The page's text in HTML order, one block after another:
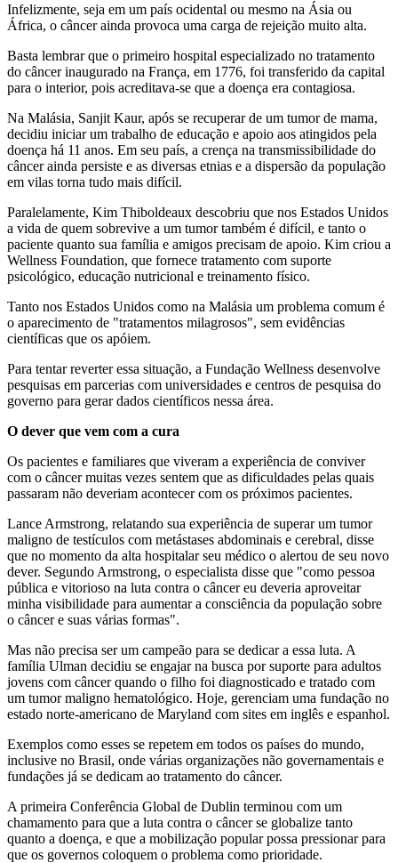
Infelizmente, seja em um país ocidental ou mesmo na Ásia ou
África, o câncer ainda provoca uma carga de rejeição muito alta.
Basta lembrar que o primeiro hospital especializado no tratamento
do câncer inaugurado na França, em 1776, foi transferido da capital
para o interior, pois acreditava-se que a doença era contagiosa.
Na Malásia, Sanjit Kaur, após se recuperar de um tumor de mama,
decidiu iniciar um trabalho de educação e apoio aos atingidos pela
doença há 11 anos. Em seu país, a crença na transmissibilidade do
câncer ainda persiste e as diversas etnias e a dispersão da população
em vilas torna tudo mais difícil.
Paralelamente, Kim Thiboldeaux descobriu que nos Estados Unidos
a vida de quem sobrevive a um tumor também é difícil, e tanto o
paciente quanto sua família e amigos precisam de apoio. Kim criou a
Wellness Foundation, que fornece tratamento com suporte
psicológico, educação nutricional e treinamento físico.
Tanto nos Estados Unidos como na Malásia um problema comum é
o aparecimento de "tratamentos milagrosos", sem evidências
científicas que os apóiem.
Para tentar reverter essa situação, a Fundação Wellness desenvolve
pesquisas em parcerias com universidades e centros de pesquisa do
governo para gerar dados científicos nessa área.
O dever que vem com a cura
Os pacientes e familiares que viveram a experiência de conviver
com o câncer muitas vezes sentem que as dificuldades pelas quais
passaram não deveriam acontecer com os próximos pacientes.
Lance Armstrong, relatando sua experiência de superar um tumor
maligno de testículos com metástases abdominais e cerebral, disse
que no momento da alta hospitalar seu médico o alertou de seu novo
dever. Segundo Armstrong, o especialista disse que "como pessoa
pública e vitorioso na luta contra o câncer eu deveria aproveitar
minha visibilidade para aumentar a consciência da população sobre
o câncer e suas várias formas".
Mas não precisa ser um campeão para se dedicar a essa luta. A
família Ulman decidiu se engajar na busca por suporte para adultos
jovens com câncer quando o filho foi diagnosticado e tratado com
um tumor maligno hematológico. Hoje, gerenciam uma fundação no
estado norte-americano de Maryland com sites em inglês e espanhol.
Exemplos como esses se repetem em todos os países do mundo,
inclusive no Brasil, onde várias organizações não governamentais e
fundações já se dedicam ao tratamento do câncer.
A primeira Conferência Global de Dublin terminou com um
chamamento para que a luta contra o câncer se globalize tanto
quanto a doença, e que a mobilização popular possa pressionar para
que os governos coloquem o problema como prioridade.